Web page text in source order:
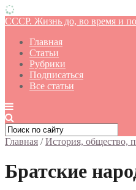
СССР. Жизнь до, во время и
Главная
Статьи
Рубрики
Подписаться
Все статьи
Главная /История, общество,
Братские